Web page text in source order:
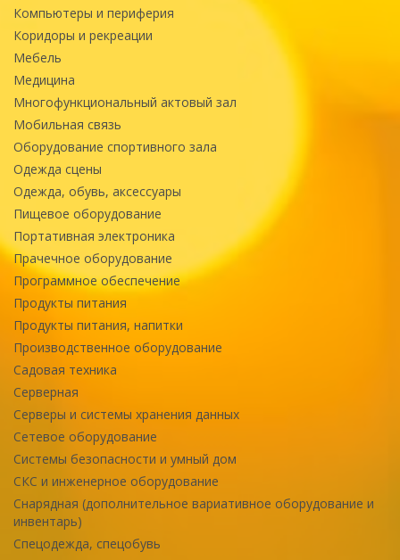
Компьютеры и периферия
Коридоры и рекреации
Мебель
Медицина
Многофункциональный актовый зал
Мобильная связь
Оборудование спортивного зала
Одежда сцены
Одежда, обувь, аксессуары
Пищевое оборудование
Портативная электроника
Прачечное оборудование
Программное обеспечение
Продукты питания
Продукты питания, напитки
Производственное оборудование
Садовая техника
Серверная
Серверы и системы хранения данных
Сетевое оборудование
Системы безопасности и умный дом
СКС и инженерное оборудование
Снарядная (дополнительное вариативное оборудование и
инвентарь)
Спецодежда, спецобувь